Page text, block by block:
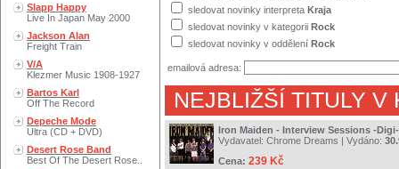
Slapp Happy
Live In Japan May 2000
Jackson Alan
Freight Train
V/A
Klezmer Music 1908-1927
Bartos Karl
Off The Record
Depeche Mode
Ultra (CD + DVD)
Desert Rose Band
Best Of The Desert Rose..
sledovat novinky interpreta Kraja
sledovat novinky v kategorii Rock
sledovat novinky v oddělení Rock
emailová adresa:
NEJBLIŽŠÍ TITULY V
Iron Maiden - Interview Sessions -Digi-
Vydavatel: Chrome Dreams | Vydáno:
Cena: 239 Kč